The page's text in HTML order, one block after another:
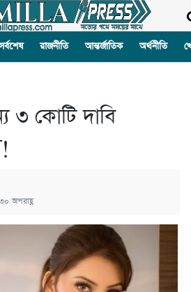
রাজনীতি আন্তর্জাতিক অর্থনীতি
৩ কোটি দাবি
অপরাহ্ণ